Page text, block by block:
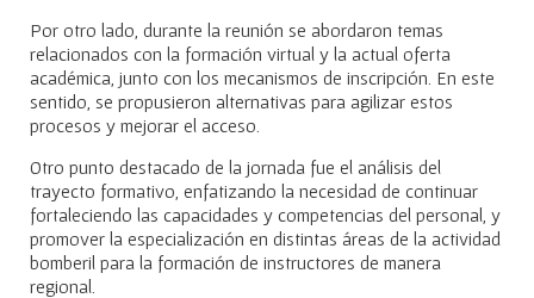
Por otro lado, durante la reunión se abordaron temas
relacionados con la formación virtual y la actual oferta
académica, junto con los mecanismos de inscripción. En este
sentido, se propusieron alternativas para agilizar estos
procesos y mejorar el acceso.
Otro punto destacado de la jornada fue el análisis del
trayecto formativo, enfatizando la necesidad de continuar
fortaleciendo las capacidades y competencias del personal, y
promover la especialización en distintas áreas de la actividad
bomberil para la formación de instructores de manera
regional.